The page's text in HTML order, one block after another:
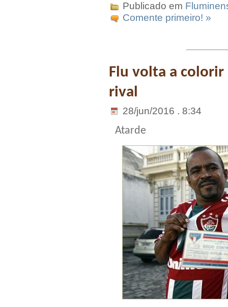
Publicado em
Comente primeiro! »
Flu volta a colorir
rival
28/jun/2016 . 8:34
Atarde